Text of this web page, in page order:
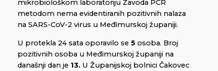
mikrobiološkom laboratoriju Zavoda PCR
metodom nema evidentiranih pozitivnih nalaza
na SARS-CoV-2 virus u Međimurskoj županiji.
U protekla 24 sata oporavilo se 5 osoba. Broj
pozitivnih osoba u Međimurskoj županiji na
današnji dan je 13. U Županijskoj bolnici Čakovec